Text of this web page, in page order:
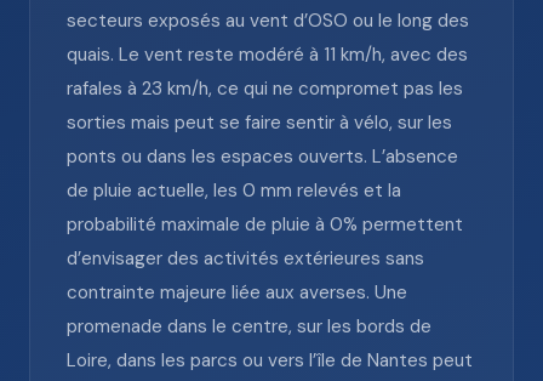
secteurs exposés au vent d’OSO ou le long des
quais. Le vent reste modéré à 11 km/h, avec des
rafales à 23 km/h, ce qui ne compromet pas les
sorties mais peut se faire sentir à vélo, sur les
ponts ou dans les espaces ouverts. L’absence
de pluie actuelle, les 0 mm relevés et la
probabilité maximale de pluie à 0% permettent
d’envisager des activités extérieures sans
contrainte majeure liée aux averses. Une
promenade dans le centre, sur les bords de
Loire, dans les parcs ou vers l’île de Nantes peut